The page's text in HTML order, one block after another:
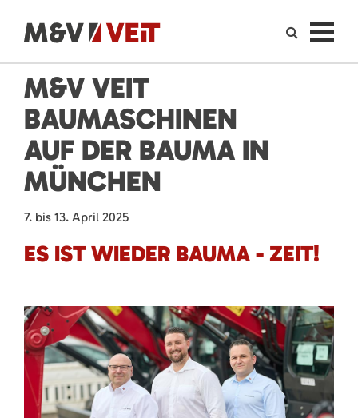
M&V VEIT
BAUMASCHINEN
AUF DER BAUMA IN
MÜNCHEN
7. bis 13. April 2025
ES IST WIEDER BAUMA - ZEIT!